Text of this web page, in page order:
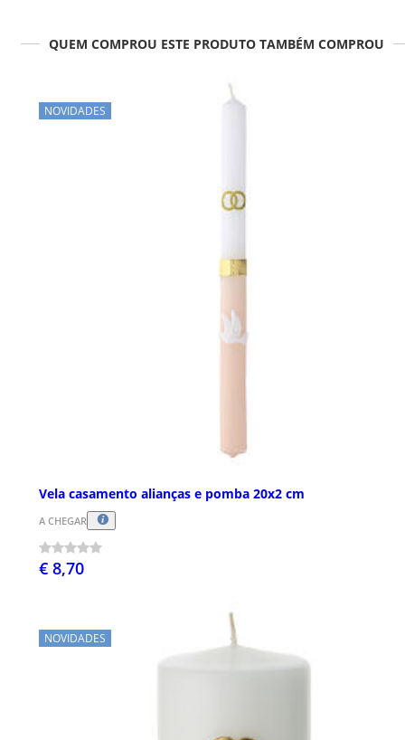
QUEM COMPROU ESTE PRODUTO TAMBÉM COMPROU
NOVIDADES
Vela casamento alianças e pomba 20x2 cm
A CHEGAR
€ 8,70
NOVIDADES